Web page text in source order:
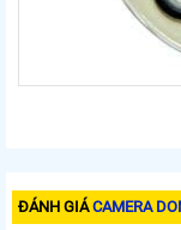
ĐÁNH GIÁCAMERA